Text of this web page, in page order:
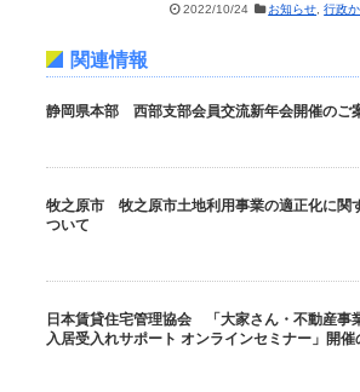
2022/10/24 お知らせ ,行政
関連情報
静岡県本部 西部支部会員交流新年会開催のご
牧之原市 牧之原市土地利用事業の適正化に関
ついて
日本賃貸住宅管理協会 「大家さん・不動産事
入居受入れサポート オンラインセミナー」開催